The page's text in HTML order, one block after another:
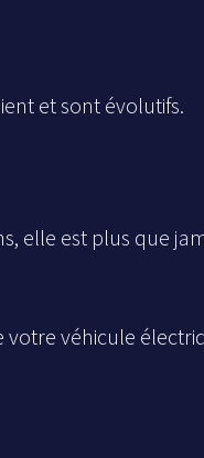
et sont évolutifs.
elle est plus que
véhicule